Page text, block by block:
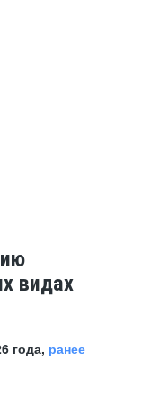
видах
года, ранее